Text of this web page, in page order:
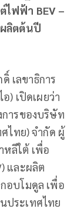
ไฟฟ้า BEV –
ผลิตต้นปี
เลขาธิการ
) เปิดเผยว่า
การของบริษัท
ไทย) จำกัด ผู้
ลีใต้ เพื่อ
และผลิต
อบโมดูล เพื่อ
ประเทศไทย